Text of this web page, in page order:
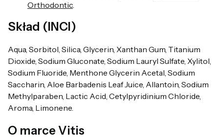
Orthodontic.
Skład (INCI)
Aqua, Sorbitol, Silica, Glycerin, Xanthan Gum, Titanium
Dioxide, Sodium Gluconate, Sodium Lauryl Sulfate, Xylitol,
Sodium Fluoride, Menthone Glycerin Acetal, Sodium
Saccharin, Aloe Barbadenis Leaf Juice, Allantoin, Sodium
Methylparaben, Lactic Acid, Cetylpyridinium Chloride,
Aroma, Limonene.
O marce Vitis